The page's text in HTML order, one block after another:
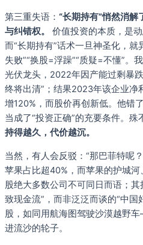
第三重失语： “长期持有”悄然消
与纠错权。
价值投资的本质，是动
而“长期持有”话术一旦神圣化，就
失败”“换股=浮躁”“质疑=不懂”。
光伏龙头，2022年因产能过剩暴
终将出清”；结果2023年该企业净
增120%，而股价再创新低。他错
当成了“投资正确”的充要条件。殊
持得越久，代价越沉。
当然，有人会反驳：“那巴菲特呢
苹果占比超40%，而苹果的护城
股绝大多数公司不可同日而语；
致现金流”，而非泛泛而谈的“中
股，如同用航海图驾驶沙漠越野
进流沙的轮子。